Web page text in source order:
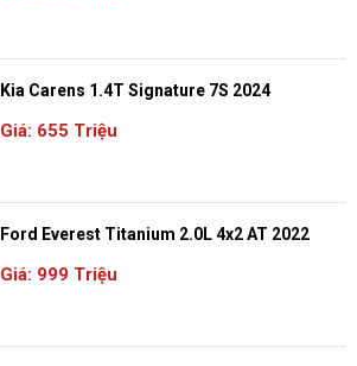
Kia Carens 1.4T Signature 7S 2024
Giá: 655 Triệu
Ford Everest Titanium 2.0L 4x2 AT 2022
Giá: 999 Triệu